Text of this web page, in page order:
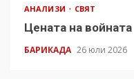
АНАЛИЗИ СВЯТ
Цената на войната
БАРИКАДА 26 юли 2026